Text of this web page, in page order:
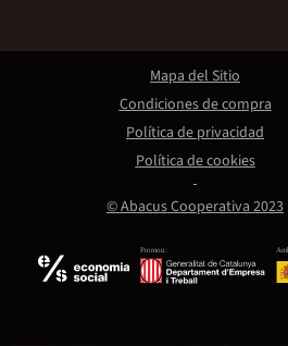
Promou:
© Abacus Cooperativa 2023
Mapa del Sitio
Condiciones de compra
Política de privacidad
Política de cookies